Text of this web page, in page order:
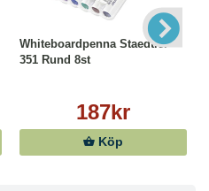
Whiteboardpenna Staedtler
351 Rund 8st
187kr
Köp